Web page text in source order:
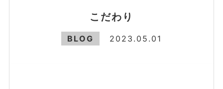
こだわり
BLOG 2023.05.01